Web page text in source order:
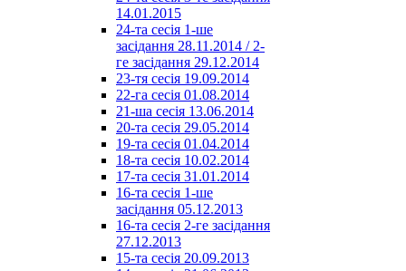
14.01.2015
24-та сесія 1-ше
засідання 28.11.2014 / 2-
ге засідання 29.12.2014
23-тя сесія 19.09.2014
22-га сесія 01.08.2014
21-ша сесія 13.06.2014
20-та сесія 29.05.2014
19-та сесія 01.04.2014
18-та сесія 10.02.2014
17-та сесія 31.01.2014
16-та сесія 1-ше
засідання 05.12.2013
16-та сесія 2-ге засідання
27.12.2013
15-та сесія 20.09.2013